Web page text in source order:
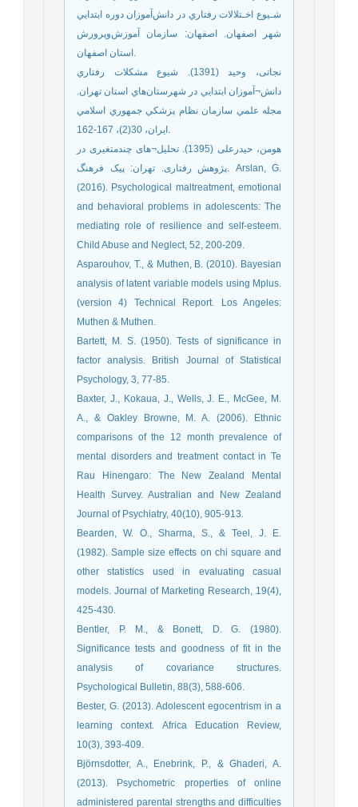
شـيوع اخـتلالات رفتاري در دانش‌آموزان دوره ابتدايي
شهر اصفهان. اصفهان: سازمان آموزش‌وپرورش
استان اصفهان.
نجاتی، وحید (1391). شيوع مشكلات رفتاري
دانش¬آموزان ابتدايي در شهرستان‌هاي استان تهران.
مجله علمي سازمان نظام پزشكي جمهوري اسلامي
ايران، 30(2)، 167-162.
هومن، حیدرعلی (1395). تحلیل¬های چندمتغیری در
پژوهش رفتاری. تهران: پیک فرهنگ. Arslan, G.
(2016). Psychological maltreatment, emotional
and behavioral problems in adolescents: The
mediating role of resilience and self-esteem.
Child Abuse and Neglect, 52, 200-209.
Asparouhov, T., & Muthen, B. (2010). Bayesian
analysis of latent variable models using Mplus.
(version 4) Technical Report. Los Angeles:
Muthen & Muthen.
Bartett, M. S. (1950). Tests of significance in
factor analysis. British Journal of Statistical
Psychology, 3, 77-85.
Baxter, J., Kokaua, J., Wells, J. E., McGee, M.
A., & Oakley Browne, M. A. (2006). Ethnic
comparisons of the 12 month prevalence of
mental disorders and treatment contact in Te
Rau Hinengaro: The New Zealand Mental
Health Survey. Australian and New Zealand
Journal of Psychiatry, 40(10), 905-913.
Bearden, W. O., Sharma, S., & Teel, J. E.
(1982). Sample size effects on chi square and
other statistics used in evaluating casual
models. Journal of Marketing Research, 19(4),
425-430.
Bentler, P. M., & Bonett, D. G. (1980).
Significance tests and goodness of fit in the
analysis of covariance structures.
Psychological Bulletin, 88(3), 588-606.
Bester, G. (2013). Adolescent egocentrism in a
learning context. Africa Education Review,
10(3), 393-409.
Björnsdotter, A., Enebrink, P., & Ghaderi, A.
(2013). Psychometric properties of online
administered parental strengths and difficulties